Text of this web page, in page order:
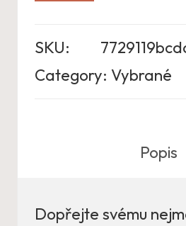
SKU:
Category: Vybrané
Popis
Dopřejte svému